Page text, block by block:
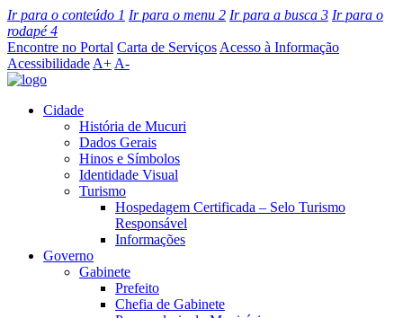
Ir para o conteúdo 1 Ir para o menu 2 Ir para a busca 3 Ir para o
rodapé4
Encontre no Portal Carta de Serviços Acesso à Informação
Acessibilidade A+ A-
Cidade
História de Mucuri
Dados Gerais
Hinos e Símbolos
Identidade Visual
Turismo
Hospedagem Certificada – Selo Turismo
Responsável
Informações
Governo
Gabinete
Prefeito
Chefia de Gabinete